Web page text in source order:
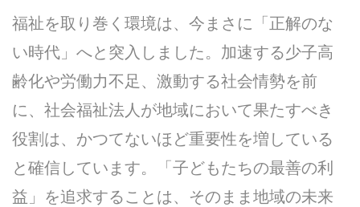
福祉を取り巻く環境は、今まさに「正解のな
い時代」へと突入しました。加速する少子高
齢化や労働力不足、激動する社会情勢を前
に、社会福祉法人が地域において果たすべき
役割は、かつてないほど重要性を増している
と確信しています。「子どもたちの最善の利
益」を追求することは、そのまま地域の未来